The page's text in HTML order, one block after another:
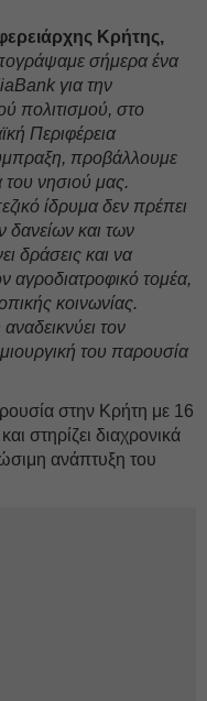
Κρήτης,
σήμερα ένα
για την
πολιτισμού, στο
Περιφέρεια
προβάλλουμε
νησιού μας.
ίδρυμα δεν πρέπει
δανείων και των
δράσεις και να
αγροδιατροφικό τομέα,
κοινωνίας.
τον
του παρουσία
στην Κρήτη με 16
στηρίζει διαχρονικά
ανάπτυξη του